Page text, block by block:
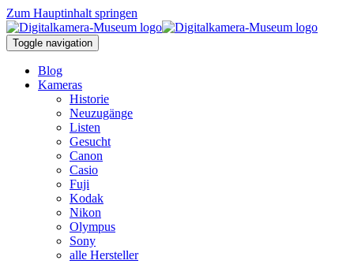
Zum Hauptinhalt springen
Toggle navigation
Blog
Kameras
Historie
Neuzugänge
Listen
Gesucht
Canon
Casio
Fuji
Kodak
Nikon
Olympus
Sony
alle Hersteller